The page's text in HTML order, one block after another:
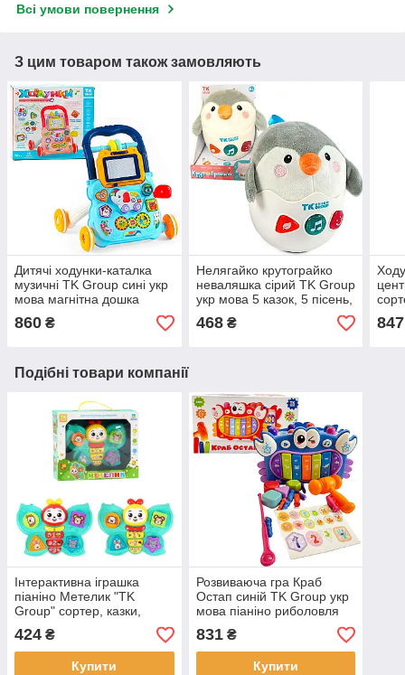
Всі умови повернення
З цим товаром також замовляють
Дитячі ходунки-каталка
музичні TK Group сині укр
мова магнітна дошка
сортер пісні казки цифри
піаніно 37*37*33см
860 ₴
Нелягайко крутограйко
неваляшка сірий TK Group
укр мова 5 казок, 5 пісень,
10 скоромовок звуки
підсвічування 15*11*16см
468₴ 847
Подібні товари компанії
Інтерактивна іграшка
піаніно Метелик "TK
Group" сортер, казки,
підсвічування,,
озвучування українською
424 ₴
Купити
Розвиваюча гра Краб
Остап синій TK Group укр
мова піаніно риболовля
пісні казки стукалка сортер
годинник 25*11*14см (ТК
84101)
831₴
Купити